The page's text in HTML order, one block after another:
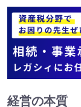
経営の本質